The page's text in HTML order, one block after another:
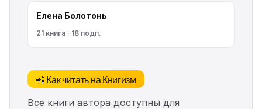
Елена Болотонь
21 книга · 18 подп.
📲 Как читать на Книгизм
Все книги автора доступны для